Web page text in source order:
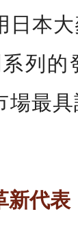
日本
列的
最
新代表